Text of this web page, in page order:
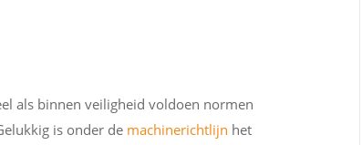
als binnen veiligheid voldoen normen
is onder de machinerichtlijn het